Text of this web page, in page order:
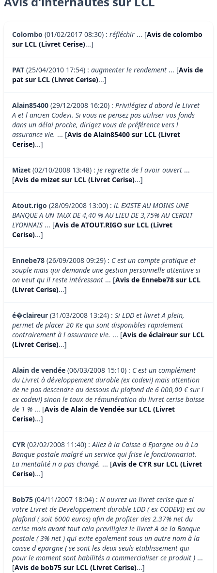
Colombo (01/02/2017 08:30) : réfléchir ... [Avis de colombo
sur LCL (Livret Cerise)...]
PAT (25/04/2010 17:54) : augmenter le rendement ... [Avis de
pat sur LCL (Livret Cerise)...]
Alain85400 (29/12/2008 16:20) : Privilégiez d abord le Livret
A et l ancien Codevi. Si vous ne pensez pas utiliser vos fonds
dans un délai proche, dirigez vous de préférence vers l
assurance vie. ... [Avis de Alain85400 sur LCL (Livret
Cerise)...]
Mizet (02/10/2008 13:48) : je regrette de l avoir ouvert ...
[Avis de mizet sur LCL (Livret Cerise)...]
Atout.rigo (28/09/2008 13:00) : iL EXISTE AU MOINS UNE
BANQUE A UN TAUX DE 4,40 % AU LIEU DE 3,75% AU CERDIT
LYONNAIS ... [Avis de ATOUT.RIGO sur LCL (Livret
Cerise)...]
Ennebe78 (26/09/2008 09:29) : C est un compte pratique et
souple mais qui demande une gestion personnelle attentive si
on veut qu il reste intéressant ... [Avis de Ennebe78 sur LCL
(Livret Cerise)...]
é�claireur (31/03/2008 13:24) : Si LDD et livret A plein,
permet de placer 20 Ke qui sont disponibles rapidement
contrairement à l assurance vie. ... [Avis de éclaireur sur LCL
(Livret Cerise)...]
Alain de vendée (06/03/2008 15:10) : C est un complément
du Livret à développement durable (ex codevi) mais attention
de ne pas descendre au dessous du plafond de 6 000,00 € sur l
ex codevi) sinon le taux de rémunération du livret cerise baisse
de 1 % ... [Avis de Alain de Vendée sur LCL (Livret
Cerise)...]
CYR (02/02/2008 11:40) :Allez à la Caisse d Epargne ou à La
Banque postale malgré un service qui frise le fonctionnariat.
La mentalité n a pas changé. ... [Avis de CYR sur LCL (Livret
Cerise)...]
Bob75 (04/11/2007 18:04) : N ouvrez un livret cerise que si
votre Livret de Developpement durable LDD ( ex CODEVI) est au
plafond ( soit 6000 euros) afin de profiter des 2.37% net du
cerise mais avant tout cela previligiez le livret A de la Banque
postale ( 3% net ) qui exite egalement sous un autre nom à la
caisse d epargne ( se sont les deux seuls etablissement qui
pour le moment sont habilités a commercialiser ce produit ) ...
[Avis de bob75 sur LCL (Livret Cerise)...]